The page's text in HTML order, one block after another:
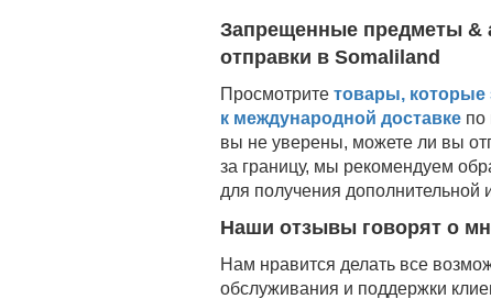
Запрещенные предметы &
отправки в Somaliland
Просмотрите товары,
к международной доставкепо
вы не уверены, можете ли вы
за границу, мы рекомендуем
для получения
Наши отзывы говорят о
Нам нравится делать все
обслуживания и поддержки